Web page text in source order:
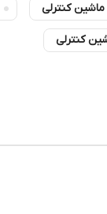
کنترلی
کنترلی